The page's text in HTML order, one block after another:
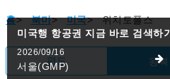
홈> 북미> 미국> 위치토폴스
편도 왕복
미국행 항공권 지금 바로 검색하기
2026/09/16
서울(GMP)